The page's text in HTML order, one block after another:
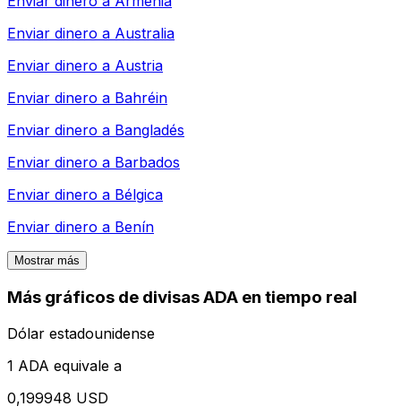
Enviar dinero a Australia
Enviar dinero a Austria
Enviar dinero a Bahréin
Enviar dinero a Bangladés
Enviar dinero a Barbados
Enviar dinero a Bélgica
Enviar dinero a Benín
Mostrar más
Más gráficos de divisas ADA en tiempo real
Dólar estadounidense
1 ADA equivale a
0,199948 USD